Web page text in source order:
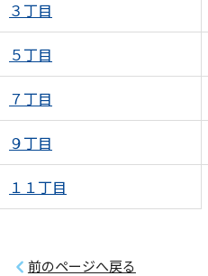
３丁目
５丁目
７丁目
９丁目
１１丁目
前のページへ戻る